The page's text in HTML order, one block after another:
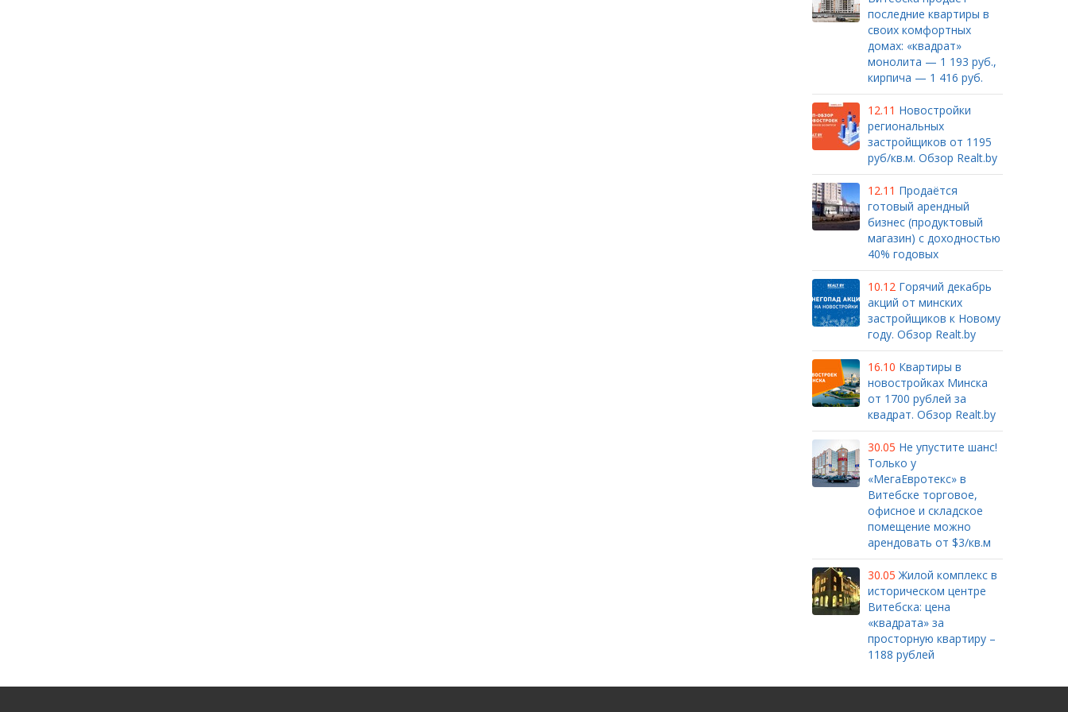
последние квартиры в
своих комфортных
домах: «квадрат»
монолита — 1 193 руб.,
кирпича — 1 416 руб.
12.11 Новостройки
региональных
застройщиков от 1195
руб/кв.м. Обзор Realt.by
12.11 Продаётся
готовый арендный
бизнес (продуктовый
магазин) с доходностью
40% годовых
10.12 Горячий декабрь
акций от минских
застройщиков к Новому
году. Обзор Realt.by
16.10 Квартиры в
новостройках Минска
от 1700 рублей за
квадрат. Обзор Realt.by
30.05 Не упустите шанс!
Только у
«МегаЕвротекс» в
Витебске торговое,
офисное и складское
помещение можно
арендовать от $3/кв.м
30.05 Жилой комплекс в
историческом центре
Витебска: цена
«квадрата» за
просторную квартиру –
1188 рублей